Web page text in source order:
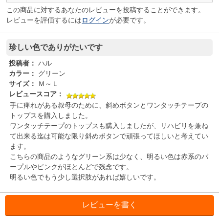
この商品に対するあなたのレビューを投稿することができます。
レビューを評価するにはログインが必要です。
珍しい色でありがたいです
投稿者： ハル
カラー：
グリーン
サイズ：
Ｍ～Ｌ
レビュースコア：
手に痺れがある叔母のために、斜めボタンとワンタッチテープの
トップスを購入しました。
ワンタッチテープのトップスも購入しましたが、リハビリを兼ね
て出来る迄は可能な限り斜めボタンで頑張ってほしいと考えてい
ます。
こちらの商品のようなグリーン系は少なく、明るい色は赤系のパ
ープルやピンクがほとんどで残念です。
明るい色でもう少し選択肢があれば嬉しいです。